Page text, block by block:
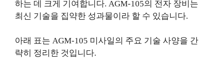
하는 데 크게 기여합니다. AGM-105의 전자 장비는
최신 기술을 집약한 성과물이라 할 수 있습니다.
아래 표는 AGM-105 미사일의 주요 기술 사양을 간
략히 정리한 것입니다.